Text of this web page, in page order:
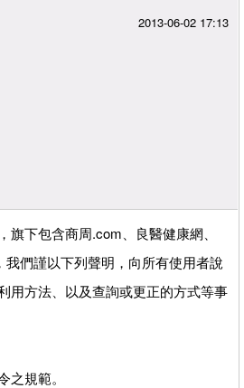
2013-06-02 17:13
下包含商周.com、良醫健康網、
們謹以下列聲明，向所有使用者說
用方法、以及查詢或更正的方式等事
規範。